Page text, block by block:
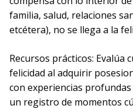
familia, salud, relaciones
etcétera), no se llega a la
Recursos prácticos: Evalúa
felicidad al adquirir
con experiencias
un registro de momentos